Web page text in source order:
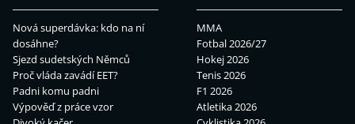
Nová superdávka: kdo na ní
dosáhne?
Sjezd sudetských Němců
Proč vláda zavádí EET?
Padni komu padni
Výpověď z práce vzor
MMA
Fotbal 2026/27
Hokej 2026
Tenis 2026
F1 2026
Atletika 2026